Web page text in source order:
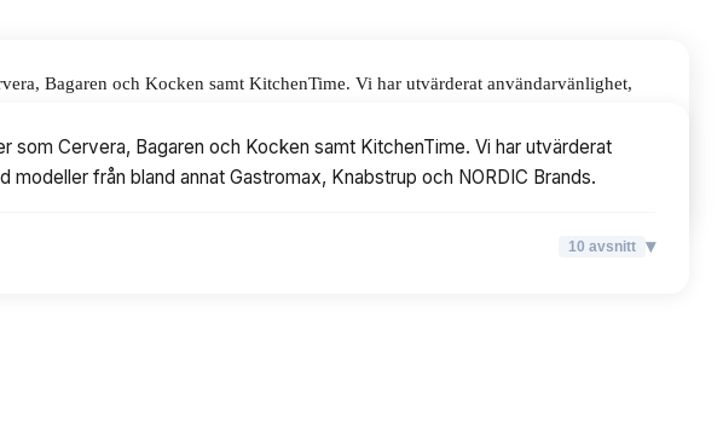
Bagaren och Kocken samt KitchenTime. Vi har utvärderat användarvänlighet,
10avsnitt
som Cervera, Bagaren och Kocken samt KitchenTime. Vi har utvärderat
från bland annat Gastromax, Knabstrup och NORDIC Brands.
10 avsnitt ▾